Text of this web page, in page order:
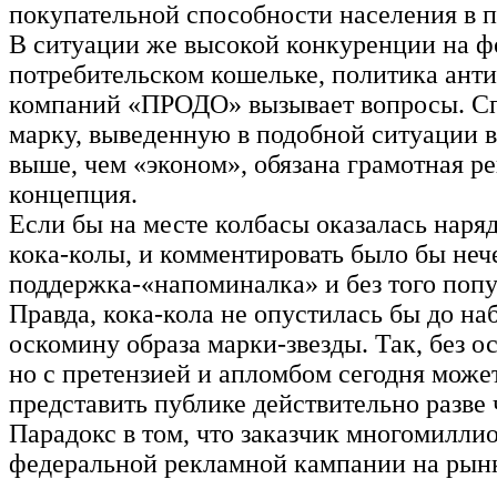
покупательной способности населения в
В ситуации же высокой конкуренции на
потребительском кошельке, политика
компаний «ПРОДО» вызывает вопросы.
марку, выведенную в подобной ситуации
выше, чем «эконом», обязана грамотная
концепция.
Если бы на месте колбасы оказалась
кока-колы, и комментировать было бы
поддержка-«напоминалка» и без того
Правда, кока-кола не опустилась бы до
оскомину образа марки-звезды. Так, без
но с претензией и апломбом сегодня
представить публике действительно
Парадокс в том, что заказчик
федеральной рекламной кампании на